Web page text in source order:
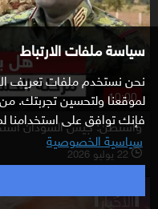
سياسة ملفات الارتباط
نحن نستخدم ملفات تعريف
لموقعنا ولتحسين تجربتك.
فإنك توافق على استخدامنا
سياسية الخصوصية
10:00
واشنطن: جيش السودان
l 22 يوليو 2026